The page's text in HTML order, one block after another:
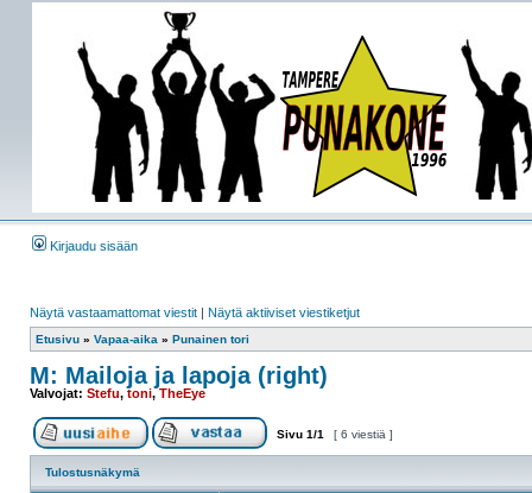
Kirjaudu sisään
Näytä vastaamattomat viestit | Näytä aktiiviset viestiketjut
Etusivu » Vapaa-aika » Punainen tori
M: Mailoja ja lapoja (right)
Valvojat: Stefu,toni,TheEye
Sivu 1/1 [ 6 viestiä ]
Tulostusnäkymä